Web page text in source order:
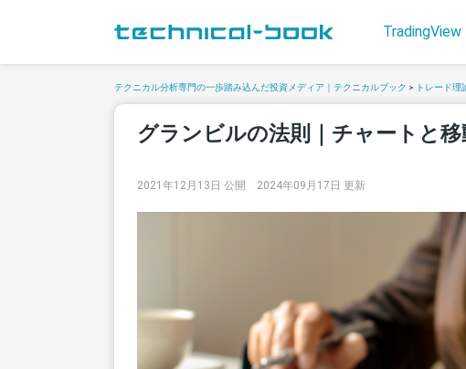
TradingView
テクニカル分析専門の一歩踏み込んだ投資メディア｜テクニカルブック > トレード理
グランビルの法則｜チャートと
2021年12月13日 公開 2024年09月17日 更新